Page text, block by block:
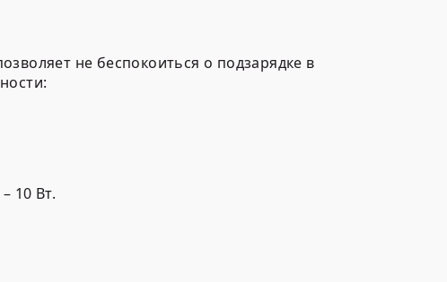
не беспокоиться о подзарядке в
10 Вт.